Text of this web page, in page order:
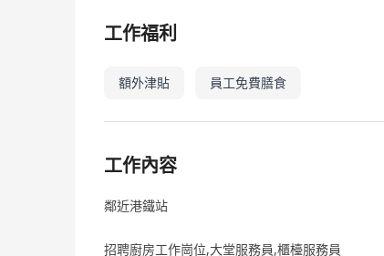
工作福利
額外津貼 員工免費膳食
工作內容
鄰近港鐵站
招聘廚房工作崗位,大堂服務員,櫃檯服務員